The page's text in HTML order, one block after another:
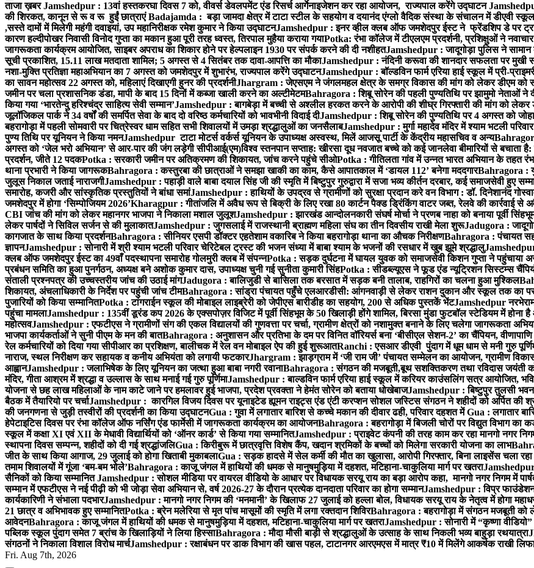
ताजा ख़बरJamshedpur : 13वां हस्तकरघा दिवस 7 को, वीवर्स डेवलपमेंट एंड रिसर्च आर्गेनाइजेशन कर रहा आयोजन, राज्यपाल करेंगे उद्घाटन
की शिरकत, कानून से रू व रू हुईं छात्राएंBadajamda : बड़ा जामदा क्षेत्र में टाटा स्टील के सहयोग व दयानंद एंग्लो वैदिक संस्था के संचालन में डीएवी
,सस्ते दामों में मिलेगी महंगी दवाइयां, उप महानिरीक्षक रमेश कुमार ने किया उद्घाटनJamshedpur : इनर व्हील क्लब ऑफ जमशेदपुर ईस्ट ने फ्रेंडशिप डे पर
कारण हल्दीपोखर निवासी विनोद गुप्ता का मकान हुआ पूरी तरह ध्वस्त, तिरपाल मुहैया कराया गयाPotka: रंभा कॉलेज में टीएलएम प्रदर्शनी, प्रशिक्षुओं ने
जागरूकता कार्यक्रम आयोजित, साइबर अपराध का शिकार होने पर हेल्पलाइन 1930 पर संपर्क करने की दी नशीहतJamshedpur : जादूगोड़ा पुलिस ने
सूची प्रकाशित, 15.11 लाख मतदाता शामिल; 5 अगस्त से 4 सितंबर तक दावा-आपत्ति का मौकाJamshedpur : नंदिनी करूवा की शानदार सफलता पर मुखी
नशा-मुक्ति प्रतिज्ञा महाअभियान का 7 अगस्त को जमशेदपुर में शुभारंभ, राज्यपाल करेंगे उद्घाटनJamshedpur : बॉल्डविन फार्म एरिया हाई स्कूल में प्री-
का सावन महोत्सव 22 अगस्त को, महिलाएं दिखाएगी हुनर की प्रदर्शनीJhargram : जेएसएम ने जंगलमहल क्षेत्र के समग्र विकास की मांग को लेकर डीएम को
जमीन पर चला प्रशासनिक डंडा, मापी के बाद 15 दिनों में कब्जा खाली करने का अल्टीमेटमBahragora : शिबू सोरेन की पहली पुण्यतिथि पर झामुमो नेताओं ने
किया गया ‘भारतेन्दु हरिश्चंद्र साहित्य सेवी सम्मान’Jamshedpur : बागबेड़ा में बच्ची से अश्लील हरकत करने के आरोपी की शीघ्र गिरफ्तारी की मांग को लेकर
जूलॉजिकल पार्क ने 34 वर्षों की समर्पित सेवा के बाद दो वरिष्ठ कर्मचारियों को भावभीनी विदाई दीJamshedpur : शिबू सोरेन की पुण्यतिथि पर 4 अगस्त को
बहरागोड़ा में पहली सोमवारी पर चित्रेस्वर धाम सहित सभी शिवालयों में उमड़ा श्रद्धालुओं का जनसैलाबJamshedpur : मुर्गा महादेव मंदिर में श्याम भटली
पुण्य तिथि पर यूनियन ने किया नमनJamshedpur टाटा मोटर्स वर्कर्स यूनियन के उपाध्यक्ष अस्वस्थ, मिलें आजसू पार्टी के केंद्रीय महासचिव व अन्य
अगस्त को ‘जेल भरो अभियान’ से आर-पार की जंग लड़ेगी सीपीआई(एम)विश्व स्तनपान सप्ताह: खीरसा दूध नवजात बच्चे को कई जानलेवा बीमारियों से बचाता है:
प्रदर्शन, जीते 12 पदकPotka : सरकारी जमीन पर अतिक्रमण की शिकायत, जांच करने पहुंचे सीओPotka : गीतिलता गांव में उन्नत भारत अभियान के तहत
थाना प्रभारी ने किया जागरूकBahragora : कस्तुरबा की छात्राओं ने समझा खाकी का काम, कैसे आपातकाल में ‘डायल 112’ बनेगा मददगारBahragora :
जुलूस निकाल जताई नाराजगीJamshedpur : पहाड़ी वाले बाबा दयाल सिंह जी की स्मृति में बिष्टुपुर गुरुद्वारा में सजा भव्य कीर्तन दरबार, कई समाजसेवी हुए
समारोह, कजरी और सांस्कृतिक प्रस्तुतियों ने बांधा समांJamshedpur : हाथियों के उपद्रव से ग्रामीणों को सुरक्षा प्रदान करे वन विभाग : डॉ. दिनेशानंद
जमशेदपुर में होगा ‘सिम्पोजियम 2026’Kharagpur : गीतांजलि में अवैध रूप से बिक्री के लिए रखा 80 कार्टन पैक्ड ड्रिंकिंग वाटर जब्त, रेलवे की कार्रवाई से
CBI जांच की मांग को लेकर महानगर भाजपा ने निकाला मशाल जुलूशJamshedpur : झारखंड आन्दोलनकारी संघर्ष मोर्चा ने प्रणब नाहा को बनाया पूर्वी
लेकर पार्षदों ने सिविल सर्जन से की मुलाकातJamshedpur : जुगसलाई में राजस्थानी ब्राह्मण महिला संघ का तीन दिवसीय राखी मेला शुरूJadugora :
कागजात के साथ किया प्रदर्शनBahragora : सीनियर एसपी डॉक्टर एहतेशाम वकारिब ने किया बहरागोड़ा थाना का औचक निरीक्षणBahragora : पंचायत
ज्ञापनJamshedpur : सोनारी में श्री श्याम भटली परिवार चेरिटेबल ट्रस्ट की भजन संध्या में बाबा श्याम के भजनों की रसधार में खुब झूमे श्रद्धालु
क्लब ऑफ जमशेदपुर ईस्ट का 49वाँ पदस्थापना समारोह गोलमुरी क्लब में संपन्नPotka : सड़क दुर्घटना में घायल युवक को समाजसेवी किशन गुप्ता ने पहुंचाया
प्रबंधन समिति का हुआ पुनर्गठन, अध्यक्ष बने अशोक कुमार दास, उपाध्यक्ष चुनी गई सुनीता कुमारी सिंहPotka : सीडब्ल्यूएस ने फूड एंड न्यूट्रिशन सिस्टम्स
संताली प्रश्नपत्र की उच्चस्तरीय जांच की उठाई मांगJadugora : बालिजुडी से बासिला तक बरसात में सड़क बनी तालाब, राहगिरों का चलना हुआ मुश्किल
शिकायत, अंचलाधिकारी के निर्देश पर पहुंची जांच टीमBahragora : सांड्रा पंचायत पहुँचे एलआरडीसी: आंगनवाड़ी से लेकर राशन दुकान और स्कूल तक का
पुजारियों को किया सम्मानितPotka : टांगराईन स्कूल की मोबाइल लाइब्रेरी को जेपीएस बारीडीह का सहयोग, 200 से अधिक पुस्तकें भेंटJamshedpur
पहुंचा मामलाJamshedpur : 135वीं डूरंड कप 2026 के एक्सपोज़र विजिट में पूर्वी सिंहभूम के 50 खिलाड़ी होंगे शामिल, बिरसा मुंडा फुटबॉल स्टेडियम में होना
महोत्सवJamshedpur : एफटीएस ने ग्रामीणों संग की एकल विद्यालयों की गुणवत्ता पर चर्चा, ग्रामीण क्षेत्रों को नशामुक्त बनाने के लिए चलेगा जागरूकता
भाजपा कार्यकर्ताओं ने सुनी पीएम के मन की बातBahragora : अनुशासन और प्रतिभा के दम पर विनित वॉरियर्स बना ‘बीसीएल सेशन-2’ का चैंपियन,
रेल कर्मचारियों को दिया गया सीपीआर का प्रशिक्षण, बालीचक में रेल वन मोबाइल ऐप की हुई शुरूआतRanchi : एसआर डीएवी पुंदाग में धूम धाम से मनी गुरु
नाराज, स्थल निरीक्षण कर सहायक व कनीय अभियंता को लगायी फटकारJhargram : झाड़ग्राम में ‘जी राम जी’ पंचायत सम्मेलन का आयोजन, ग्रामीण
आह्वानJamshedpur : जलाभिषेक के लिए यूनियन का जत्था हुआ बाबा नगरी रवानाBahragora : संगठन की मजबूती,बूथ सशक्तिकरण तथा रविदास जयंती
मंदिर, गीता आश्रम में श्रद्धा व उल्लास के साथ मनाई गई गुरु पूर्णिमाJamshedpur : बाल्डविन फार्म एरिया हाई स्कूल में करियर काउंसलिंग सत्र आयोजित, भविष्य
योजना से छह लाख महिलाओं के नाम काटे जाने पर हमलावर हुई भाजपा, प्रदेश प्रवक्ता ने हेमंत सोरेन को बताया धोखेबाजJamshedpur : बिष्टुपुर तुलसी भवन
बैठक में तैयारियो पर चर्चाJamshedpur : कारगिल विजय दिवस पर यूनाइटेड ह्यूमन राइट्स एंड एंटी करप्शन सोशल जस्टिस संगठन ने शहीदों को अर्पित की
की जनगणना से जुड़ी तस्वीरों की प्रदर्शनी का किया उद्घाटनGua : गुवा में लगातार बारिश से कच्चे मकान की दीवार ढही, परिवार दहशत मेंGua : लगातार
हेपेटाइटिस दिवस पर रंभा कॉलेज ऑफ नर्सिंग एंड फार्मेसी में जागरूकता कार्यक्रम का आयोजनBahragora : बहरागोड़ा में बिजली चोरों पर विद्युत विभाग का
स्कूल में कक्षा XI एवं XII के मेधावी विद्यार्थियों को ‘ऑनर कार्ड’ से किया गया सम्मानितJamshedpur : प्राइवेट कंपनी की तरह काम कर रहा मानगो नगर
स्थापना दिवस सम्पन्न, शहीदों को दी गई श्रद्धांजलिGua : किरीबुरू में छात्रवृत्ति विशेष कैंप, खदान श्रमिकों के बच्चों को मिलेगा सरकारी योजना का लाभ
जीत के साथ किया आगाज, 29 जुलाई को होगा खिताबी मुकाबलाGua : सड़क हादसे में सेल कर्मी की मौत का खुलासा, आरोपी गिरफ्तार, बिना लाइसेंस चला
तमाम शिवालयों में गूंजा ‘बम-बम भोले’Bahragora : काजू जंगल में हाथियों की धमक से मानुषमुड़िया में दहशत, मटिहाना-चाकुलिया मार्ग पर खतराJamshedpur
सैनिकों को किया सम्मानितJamshedpur : सोशल मीडिया पर वायरल वीडियो के आधार पर विधायक सरयू राय का बड़ा आरोप कहा, मानगो नगर निगम में
सम्मान में एफटीएस ने नई पीढ़ी को भी जोड़ा सेवा अभियान से, वर्ष 2026-27 के दौरान प्रत्येक दानदाता परिवार का होगा सम्मानJamshedpur : विप्र फाउंडेशन
कार्यकारिणी ने संभाला पदभारJamshedpur : मानगो नगर निगम की ‘मनमानी’ के खिलाफ 27 जुलाई को हल्ला बोल, विधायक सरयू राय के नेतृत्व में होगा
21 छात्र व अभिभावक हुए सम्मानितPotka : ब्रेन मलेरिया से मृत पांच मासूमों की स्मृति में लगा रक्तदान शिविरBahragora : बहरागोड़ा में संगठन मजबूती
आवेदनBahragora : काजू जंगल में हाथियों की धमक से मानुषमुड़िया में दहशत, मटिहाना-चाकुलिया मार्ग पर खतराJamshedpur : सोनारी में “कृष्णा
पब्लिक स्कूल पुंदाग समेत 7 ब्रांच के खिलाड़ियों ने लिया हिस्साBahragora : मौदा मौसी बाड़ी से श्रद्धालुओं के उत्साह के साथ निकली भव्य बाहुड़ा रथयात्रा
संगठनों ने निकाला विशाल विरोध मार्चJamshedpur : रक्षाबंधन पर डाक विभाग की खास पहल, टाटानगर आरएमएस में मात्र ₹10 में मिलेंगे आकर्षक राखी
Fri. Aug 7th, 2026